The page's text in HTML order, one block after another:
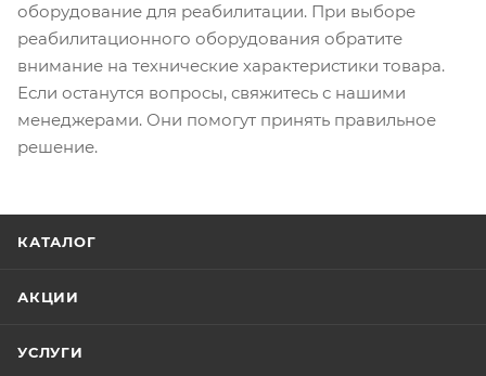
оборудование для реабилитации. При выборе
реабилитационного оборудования обратите
внимание на технические характеристики товара.
Если останутся вопросы, свяжитесь с нашими
менеджерами. Они помогут принять правильное
решение.
КАТАЛОГ
АКЦИИ
УСЛУГИ